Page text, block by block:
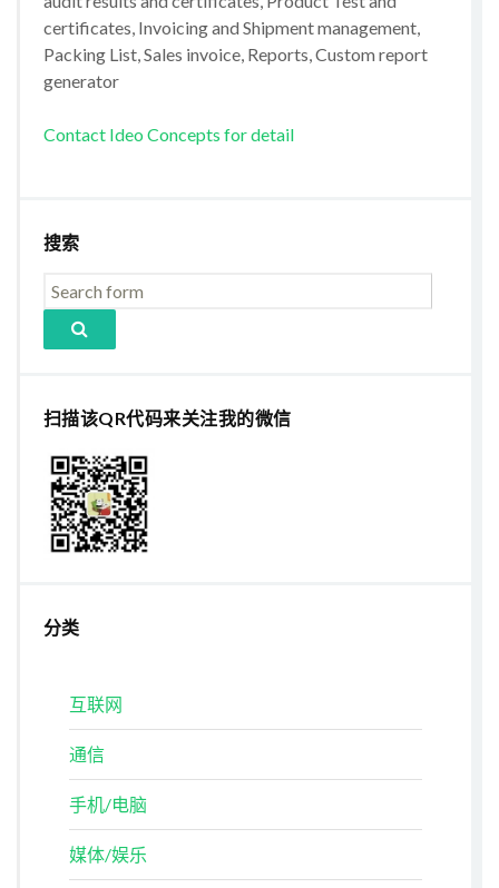
certificates, Invoicing and Shipment management,
Packing List, Sales invoice, Reports, Custom report
generator
Contact Ideo Concepts for detail
搜索
扫描该QR代码来关注我的微信
分类
互联网
通信
手机/电脑
媒体/娱乐